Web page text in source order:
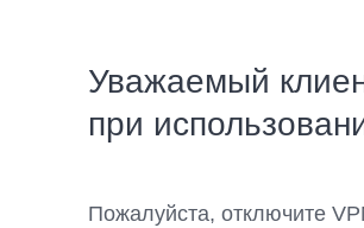
Уважаемый
при
Пожалуйста, отключите